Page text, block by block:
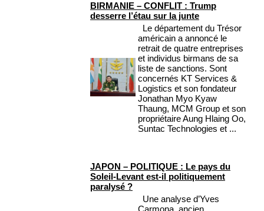
BIRMANIE – CONFLIT : Trump
desserre l’étau sur la junte
Le département du Trésor
américain a annoncé le
retrait de quatre entreprises
et individus birmans de sa
liste de sanctions. Sont
concernés KT Services &
Logistics et son fondateur
Jonathan Myo Kyaw
Thaung, MCM Group et son
propriétaire Aung Hlaing Oo,
Suntac Technologies et ...
JAPON – POLITIQUE : Le pays du
Soleil-Levant est-il politiquement
paralysé ?
Une analyse d’Yves